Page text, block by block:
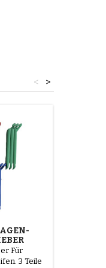
>
<
1 SATZ
Für
3 Teile